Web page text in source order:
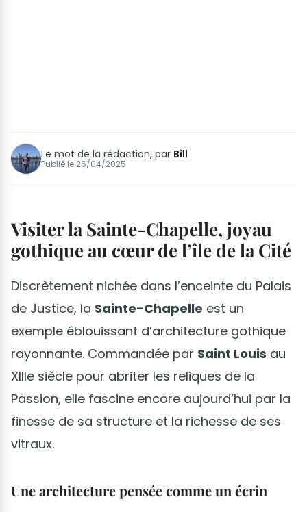
Le mot de la rédaction, par Bill
Publié le 26/04/2025
Visiter la Sainte-Chapelle, joyau
gothique au cœur de l’île de la Cité
Discrètement nichée dans l’enceinte du Palais
de Justice, la Sainte-Chapelle est un
exemple éblouissant d’architecture gothique
rayonnante. Commandée par Saint Louis au
XIIIe siècle pour abriter les reliques de la
Passion, elle fascine encore aujourd’hui par la
finesse de sa structure et la richesse de ses
vitraux.
Une architecture pensée comme un écrin